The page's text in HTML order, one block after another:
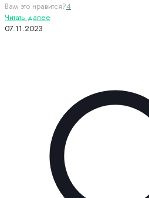
Вам это нравится?4
Читать далее
07.11.2023